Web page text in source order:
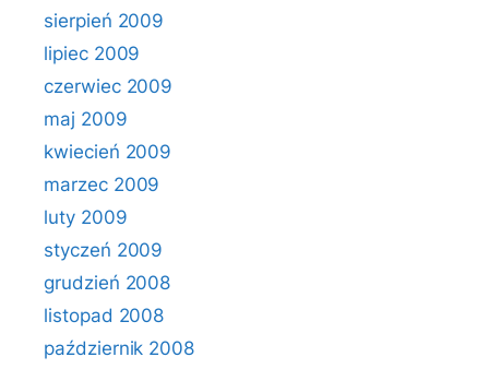
sierpień 2009
lipiec 2009
czerwiec 2009
maj 2009
kwiecień 2009
marzec 2009
luty 2009
styczeń 2009
grudzień 2008
listopad 2008
październik 2008